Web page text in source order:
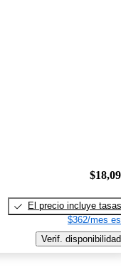
El precio incluye tasas
$362/mes
Verif. disponibilidad